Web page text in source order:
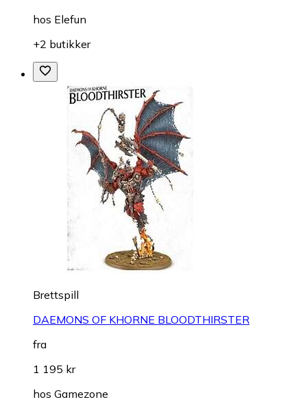
hos Elefun
+2 butikker
Brettspill
DAEMONS OF KHORNE BLOODTHIRSTER
fra
1 195 kr
hos Gamezone